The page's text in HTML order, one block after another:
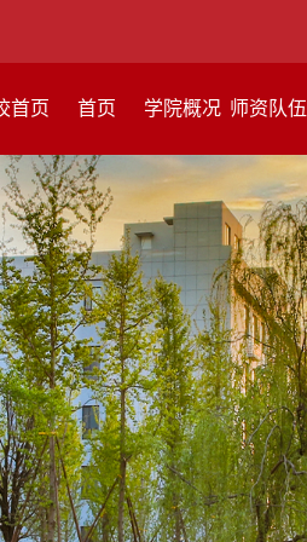
首页 首页 学院概况 师资队伍